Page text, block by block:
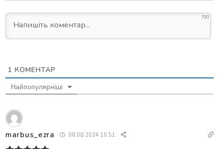
700
1 КОМЕНТАР
Найпопулярніші
marbus_ezra 08.08.2024 10:51